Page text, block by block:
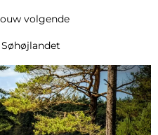
volgende